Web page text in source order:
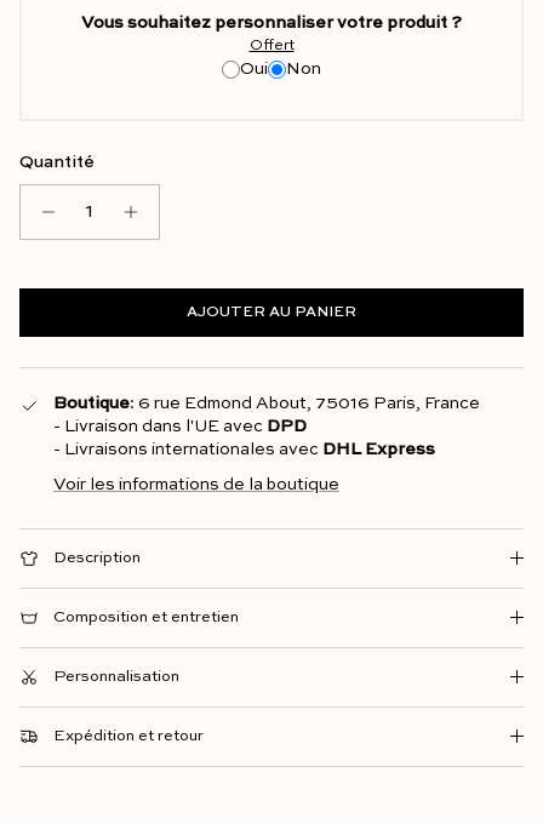
Vous souhaitez personnaliser votre produit ?
Offert
Oui Non
Quantité
AJOUTER AU PANIER
Boutique: 6 rue Edmond About, 75016 Paris, France
- Livraison dans l'UE avec DPD
- Livraisons internationales avec DHL Express
Voir les informations de la boutique
Description
Composition et entretien
Personnalisation
Expédition et retour